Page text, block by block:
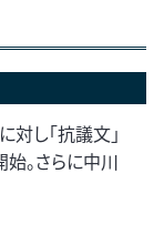
対し「抗議文」
始。さらに中川